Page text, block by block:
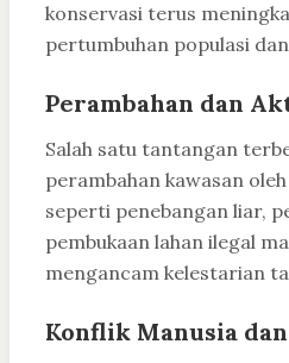
konservasi terus
pertumbuhan populasi
Perambahan dan
Salah satu tantangan
perambahan kawasan
seperti penebangan liar,
pembukaan lahan ilegal
mengancam kelestarian
Konflik Manusia